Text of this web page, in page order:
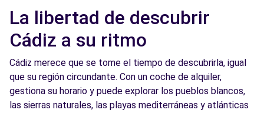
La libertad de descubrir
Cádiz a su ritmo
Cádiz merece que se tome el tiempo de descubrirla, igual
que su región circundante. Con un coche de alquiler,
gestiona su horario y puede explorar los pueblos blancos,
las sierras naturales, las playas mediterráneas y atlánticas